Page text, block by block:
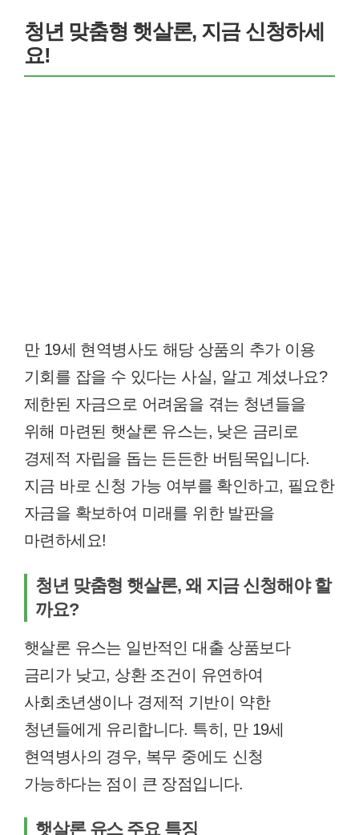
청년 맞춤형 햇살론, 지금 신청하세
요!
만 19세 현역병사도 해당 상품의 추가 이용
기회를 잡을 수 있다는 사실, 알고 계셨나요?
제한된 자금으로 어려움을 겪는 청년들을
위해 마련된 햇살론 유스는, 낮은 금리로
경제적 자립을 돕는 든든한 버팀목입니다.
지금 바로 신청 가능 여부를 확인하고, 필요한
자금을 확보하여 미래를 위한 발판을
마련하세요!
청년 맞춤형 햇살론, 왜 지금 신청해야 할
까요?
햇살론 유스는 일반적인 대출 상품보다
금리가 낮고, 상환 조건이 유연하여
사회초년생이나 경제적 기반이 약한
청년들에게 유리합니다. 특히, 만 19세
현역병사의 경우, 복무 중에도 신청
가능하다는 점이 큰 장점입니다.
햇살론 유스 주요 특징